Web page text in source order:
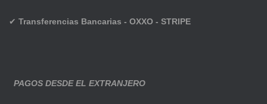
✔ Transferencias Bancarias - OXXO - STRIPE
PAGOS DESDE EL EXTRANJERO